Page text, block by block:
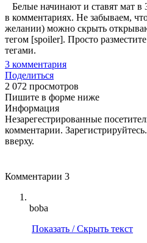
Белые начинают и ставят мат в
в комментариях. Не забываем,
желании) можно скрыть
тегом [spoiler]. Просто
тегами.
3 комментария
Поделиться
2 072 просмотров
Пишите в форме ниже
Информация
Незарегестрированные
комментарии.
вверху.
Комментарии 3
boba
Показать / Скрыть текст